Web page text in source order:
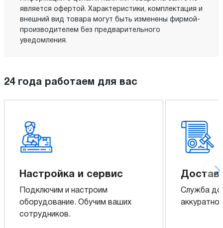
является офертой. Характеристики, комплектация и
внешний вид товара могут быть изменены фирмой-
производителем без предварительного
уведомления.
24 года работаем для вас
Настройка и сервис
Подключим и настроим
оборудование. Обучим ваших
сотрудников.
Служба
аккуратно